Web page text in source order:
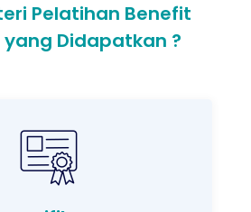
Pelatihan Benefit
yang Didapatkan ?